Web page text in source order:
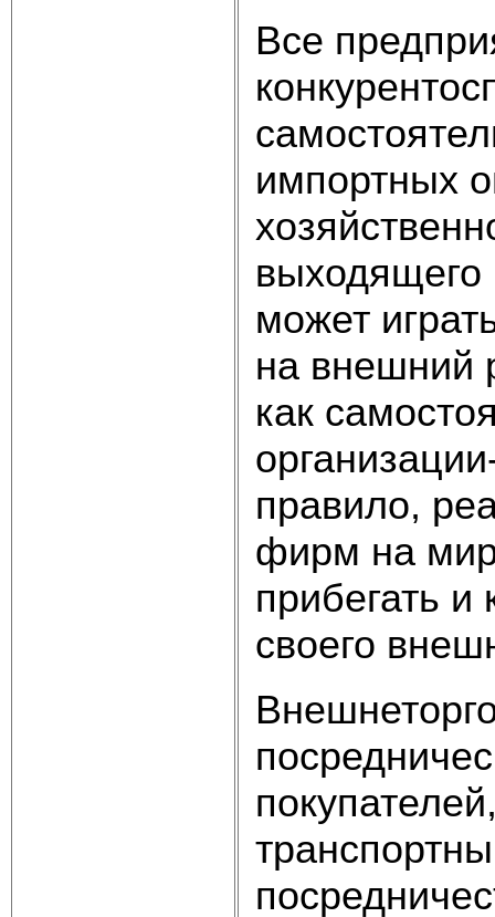
Все
импортных
может
на внешний
как
правило,
фирм на
прибегать
своего